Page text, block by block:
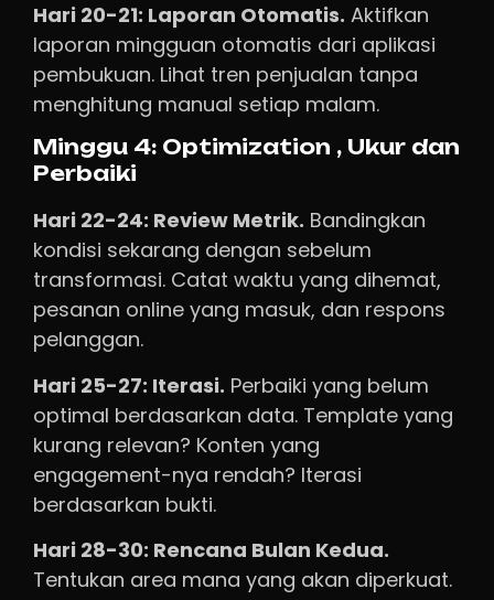
Hari 20-21: Laporan Otomatis. Aktifkan
laporan mingguan otomatis dari aplikasi
pembukuan. Lihat tren penjualan tanpa
menghitung manual setiap malam.
Minggu 4: Optimization , Ukur dan
Perbaiki
Hari 22-24: Review Metrik. Bandingkan
kondisi sekarang dengan sebelum
transformasi. Catat waktu yang dihemat,
pesanan online yang masuk, dan respons
pelanggan.
Hari 25-27: Iterasi. Perbaiki yang belum
optimal berdasarkan data. Template yang
kurang relevan? Konten yang
engagement-nya rendah? Iterasi
berdasarkan bukti.
Hari 28-30: Rencana Bulan Kedua.
Tentukan area mana yang akan diperkuat.